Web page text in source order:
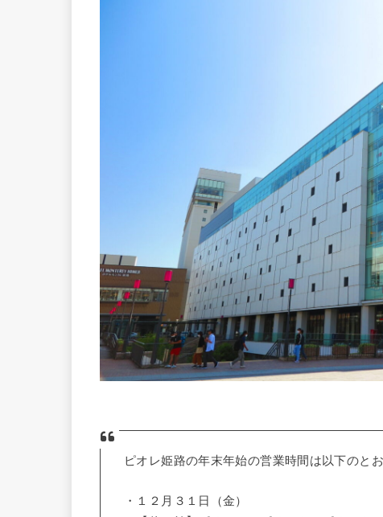
ピオレ姫路の年末年始の営業時間は以下のとお
・１２月３１日（金）